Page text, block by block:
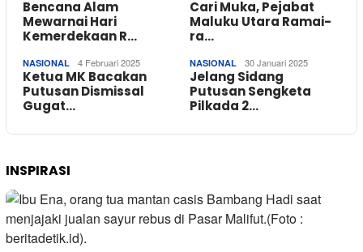
Bencana Alam
Mewarnai Hari
Kemerdekaan R…
Cari Muka, Pejabat
Maluku Utara Ramai-
ra…
NASIONAL 4 Februari 2025
Ketua MK Bacakan
Putusan Dismissal
Gugat…
NASIONAL 30 Januari 2025
Jelang Sidang
Putusan Sengketa
Pilkada 2…
INSPIRASI